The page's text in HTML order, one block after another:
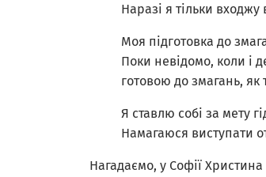
Наразі я тільки входжу
Моя підготовка до
Поки невідомо, коли і
готовою до змагань, як
Я ставлю собі за мету
Намагаюся виступати
Нагадаємо, у Софії